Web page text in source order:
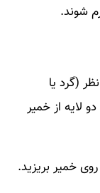
شوند.
(گرد یا
لایه از خمیر
خمیر بریزید.